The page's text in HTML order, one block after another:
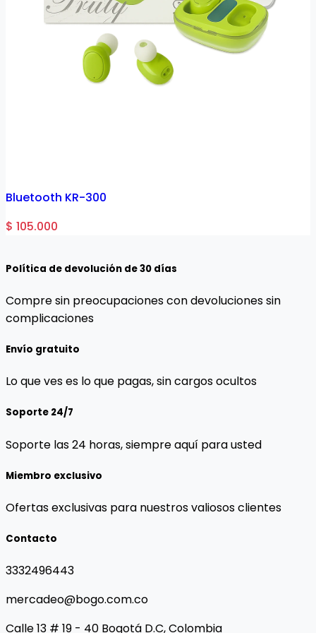
Bluetooth KR-300
$ 105.000
Política de devolución de 30 días
Compre sin preocupaciones con devoluciones sin
complicaciones
Envío gratuito
Lo que ves es lo que pagas, sin cargos ocultos
Soporte 24/7
Soporte las 24 horas, siempre aquí para usted
Miembro exclusivo
Ofertas exclusivas para nuestros valiosos clientes
Contacto
3332496443
mercadeo@bogo.com.co
Calle 13 # 19 - 40 Bogotá D.C, Colombia